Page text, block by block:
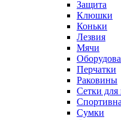
Защита
Клюшки
Коньки
Лезвия
Мячи
Перчатки
Раковины
Сетки для
Сумки